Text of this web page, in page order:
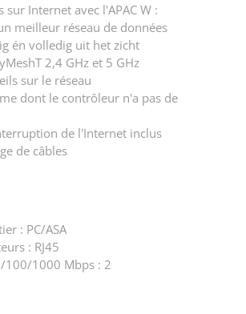
Internet avec l'APAC W :
meilleur réseau de données
én volledig uit het zicht
2,4 GHz et 5 GHz
sur le réseau
dont le contrôleur n'a pas de
de l'Internet inclus
de câbles
: PC/ASA
: RJ45
100/1000 Mbps : 2